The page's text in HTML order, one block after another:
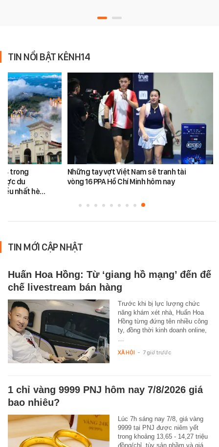
TIN NỔI BẬT KÊNH14
4 trong
du
nhất hè…
Những tay vợt Việt Nam sẽ tranh tài
vòng 16 PPA Hồ Chí Minh hôm nay
TIN MỚI CẬP NHẬT
Huấn Hoa Hồng: Từ ‘giang hồ mạng’ đến đế
chế livestream bán hàng
Trước khi bị lực lượng chức
năng khám xét nhà, Huấn Hoa
Hồng từng đứng tên nhiều công
ty, đồng thời kinh doanh online,
XÃ HỘI - 7 giờ trước
1 chỉ vàng 9999 PNJ hôm nay 7/8/2026 giá
bao nhiêu?
Lúc 7h sáng nay 7/8, giá vàng
9999 tại PNJ được niêm yết
trong khoảng 13,65 - 14,27 triệu
đồng/chỉ, tùy sản phầm và giá…